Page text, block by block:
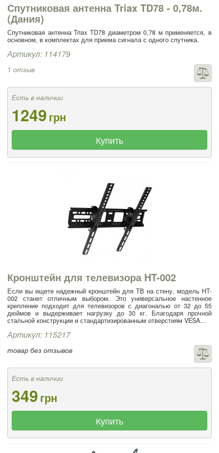
Спутниковая антенна Triax TD78 - 0,78м.
(Дания)
Спутниковая антенна Triax TD78 диаметром 0,78 м применяется, в
основном, в комплектах для приема сигнала с одного спутника.
Артикул: 114179
1 отзыв
Есть в наличии
1249грн
Купить
Кронштейн для телевизора HT-002
Если вы ищете надежный кронштейн для ТВ на стену, модель HT-
002 станет отличным выбором. Это универсальное настенное
крепление подходит для телевизоров с диагональю от 32 до 55
дюймов и выдерживает нагрузку до 30 кг. Благодаря прочной
стальной конструкции и стандартизированным отверстиям VESA...
Артикул: 115217
товар без отзывов
Есть в наличии
349грн
Купить